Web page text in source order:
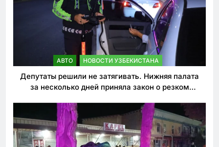
АВТО НОВОСТИ УЗБЕКИСТАНА
Депутаты решили не затягивать. Нижняя палата
за несколько дней приняла закон о резком